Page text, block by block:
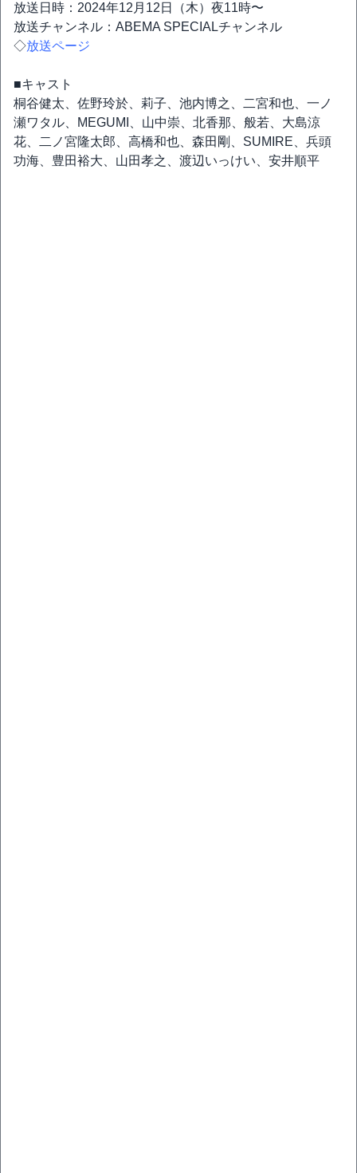
放送日時：2024年12月12日（木）夜11時〜
放送チャンネル：ABEMA SPECIALチャンネル
◇放送ページ
■キャスト
桐谷健太、佐野玲於、莉子、池内博之、二宮和也、一ノ
瀬ワタル、MEGUMI、山中崇、北香那、般若、大島涼
花、二ノ宮隆太郎、高橋和也、森田剛、SUMIRE、兵頭
功海、豊田裕大、山田孝之、渡辺いっけい、安井順平